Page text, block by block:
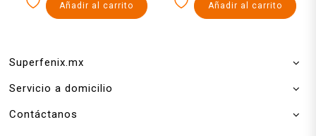
Añadir al carrito Añadir al carrito
Superfenix.mx
Servicio a domicilio
Contáctanos